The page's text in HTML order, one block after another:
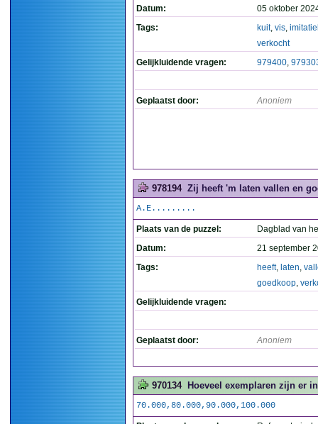
Datum:
05 oktober
Tags:
kuit, vis,
verkocht
Gelijkluidende vragen:
979400,
Geplaatst door: Anoniem
978194 Zij heeft 'm laten vallen en
A.E.........
Plaats van de puzzel:
Dagblad van
Datum:
21 september
Tags:
heeft, laten,
goedkoop,
Gelijkluidende vragen:
Geplaatst door: Anoniem
970134 Hoeveel exemplaren zijn er
70.000,80.000,90.000,100.000